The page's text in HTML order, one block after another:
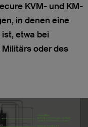
KVM- und KM-
in denen eine
etwa bei
oder des